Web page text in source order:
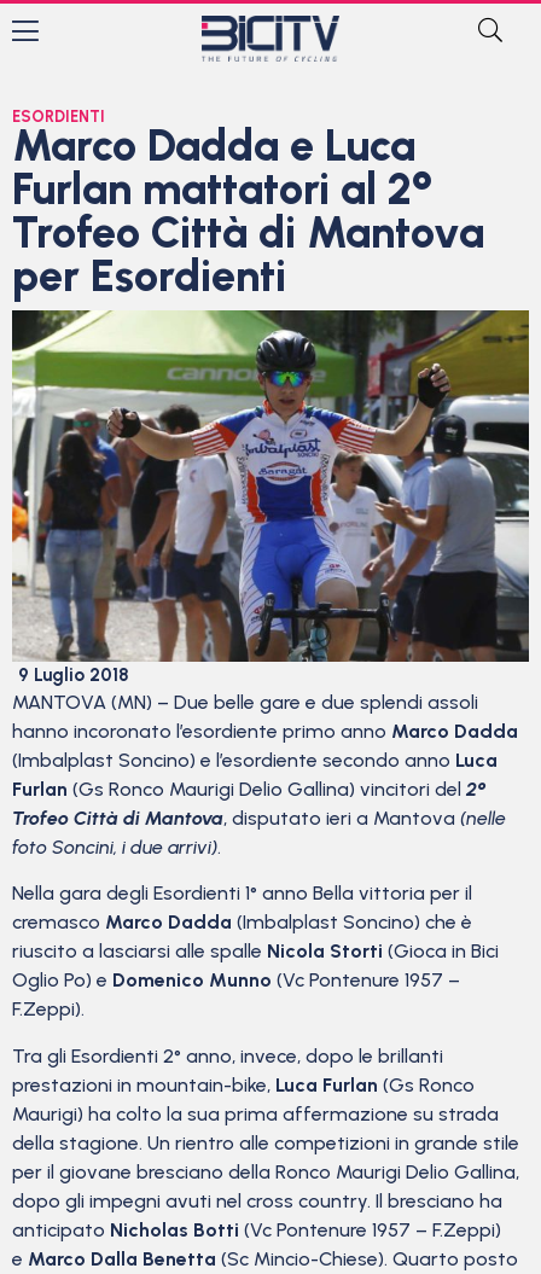
ESORDIENTI
Marco Dadda e Luca
Furlan mattatori al 2°
Trofeo Città di Mantova
per Esordienti
9 Luglio 2018
MANTOVA (MN) – Due belle gare e due splendi assoli
hanno incoronato l’esordiente primo anno Marco Dadda
(Imbalplast Soncino) e l’esordiente secondo anno Luca
Furlan (Gs Ronco Maurigi Delio Gallina) vincitori del 2°
Trofeo Città di Mantova, disputato ieri a Mantova (nelle
foto Soncini, i due arrivi).
Nella gara degli Esordienti 1° anno Bella vittoria per il
cremasco Marco Dadda (Imbalplast Soncino) che è
riuscito a lasciarsi alle spalle Nicola Storti (Gioca in Bici
Oglio Po) e Domenico Munno (Vc Pontenure 1957 –
F.Zeppi).
Tra gli Esordienti 2° anno, invece, dopo le brillanti
prestazioni in mountain-bike, Luca Furlan (Gs Ronco
Maurigi) ha colto la sua prima affermazione su strada
della stagione. Un rientro alle competizioni in grande stile
per il giovane bresciano della Ronco Maurigi Delio Gallina,
dopo gli impegni avuti nel cross country. Il bresciano ha
anticipato Nicholas Botti (Vc Pontenure 1957 – F.Zeppi)
e Marco Dalla Benetta (Sc Mincio-Chiese). Quarto posto